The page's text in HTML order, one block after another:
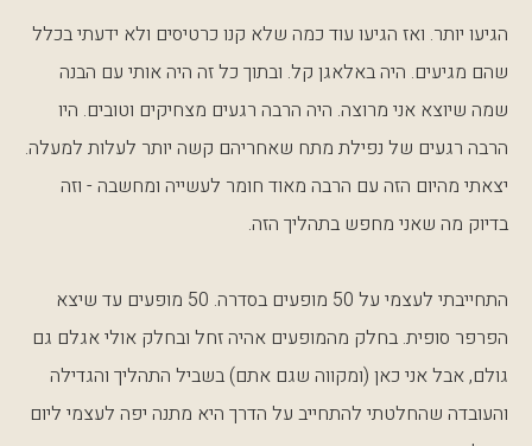
הגיעו יותר. ואז הגיעו עוד כמה שלא קנו כרטיסים ולא ידעתי בכלל
שהם מגיעים. היה באלאגן קל. ובתוך כל זה היה אותי עם הבנה
שמה שיוצא אני מרוצה. היה הרבה רגעים מצחיקים וטובים. היו
הרבה רגעים של נפילת מתח שאחריהם קשה יותר לעלות למעלה.
יצאתי מהיום הזה עם הרבה מאוד חומר לעשייה ומחשבה - וזה
בדיוק מה שאני מחפש בתהליך הזה.
התחייבתי לעצמי על 50 מופעים בסדרה. 50 מופעים עד שיצא
הפרפר סופית. בחלק מהמופעים אהיה זחל ובחלק אולי אגלם גם
גולם, אבל אני כאן (ומקווה שגם אתם) בשביל התהליך והגדילה
והעובדה שהחלטתי להתחייב על הדרך היא מתנה יפה לעצמי ליום